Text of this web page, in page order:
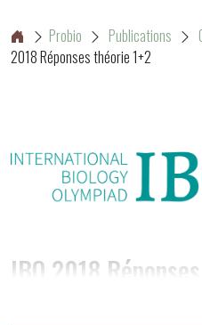
Probio Publications
2018 Réponses théorie 1+2
IBO 2018